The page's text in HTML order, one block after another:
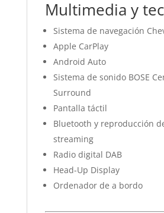
Multimedia y
Sistema de navegación
Apple CarPlay
Android Auto
Sistema de sonido BOSE
Surround
Pantalla táctil
Bluetooth y reproducción
streaming
Radio digital DAB
Head-Up Display
Ordenador de a bordo